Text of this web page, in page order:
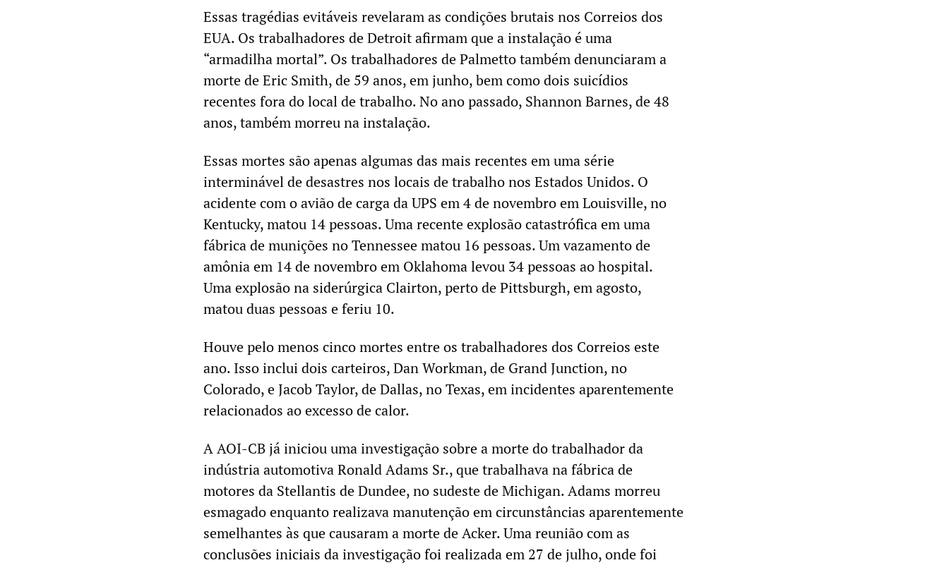
Essas tragédias evitáveis revelaram as condições brutais nos Correios dos
EUA. Os trabalhadores de Detroit afirmam que a instalação é uma
“armadilha mortal”. Os trabalhadores de Palmetto também denunciaram a
morte de Eric Smith, de 59 anos, em junho, bem como dois suicídios
recentes fora do local de trabalho. No ano passado, Shannon Barnes, de 48
anos, também morreu na instalação.
Essas mortes são apenas algumas das mais recentes em uma série
interminável de desastres nos locais de trabalho nos Estados Unidos. O
acidente com o avião de carga da UPS em 4 de novembro em Louisville, no
Kentucky, matou 14 pessoas. Uma recente explosão catastrófica em uma
fábrica de munições no Tennessee matou 16 pessoas. Um vazamento de
amônia em 14 de novembro em Oklahoma levou 34 pessoas ao hospital.
Uma explosão na siderúrgica Clairton, perto de Pittsburgh, em agosto,
matou duas pessoas e feriu 10.
Houve pelo menos cinco mortes entre os trabalhadores dos Correios este
ano. Isso inclui dois carteiros, Dan Workman, de Grand Junction, no
Colorado, e Jacob Taylor, de Dallas, no Texas, em incidentes aparentemente
relacionados ao excesso de calor.
A AOI-CB já iniciou uma investigação sobre a morte do trabalhador da
indústria automotiva Ronald Adams Sr., que trabalhava na fábrica de
motores da Stellantis de Dundee, no sudeste de Michigan. Adams morreu
esmagado enquanto realizava manutenção em circunstâncias aparentemente
semelhantes às que causaram a morte de Acker. Uma reunião com as
conclusões iniciais da investigação foi realizada em 27 de julho, onde foi